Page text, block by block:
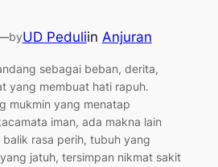
byUD Peduliin Anjuran
sebagai beban, derita,
yang membuat hati rapuh.
mukmin yang menatap
iman, ada makna lain
rasa perih, tubuh yang
jatuh, tersimpan nikmat sakit